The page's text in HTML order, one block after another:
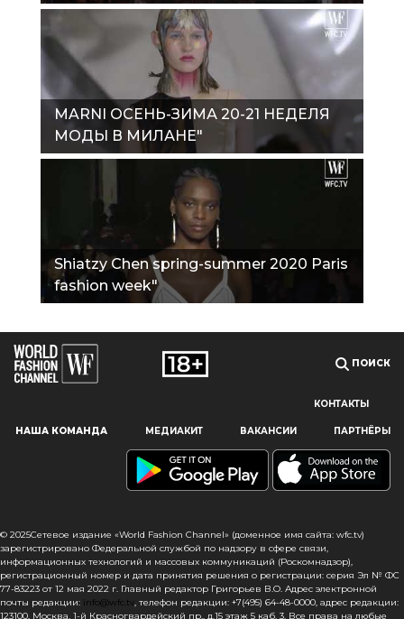
Наш сайт использует файлы cookie и похожие технологии,
пользователям, предоставляя персонализированную
информацию, запоминая предпочтения в области
сайта, вы подтверждаете свое согласие на использование
файлов cookie в соответствии с настоящим уведомлением
в отношении данного типа файлов. Если вы не согласны
с тем, чтобы мы использовали данный тип файлов,
то вы должны соответствующим образом установить
MARNI ОСЕНЬ-ЗИМА 20-21 НЕДЕЛЯ
МОДЫ В МИЛАНЕ"
Shiatzy Chen spring-summer 2020 Paris
fashion week"
ПОИСК
КОНТАКТЫ
НАША КОМАНДА МЕДИАКИТ ВАКАНСИИ ПАРТНЁРЫ
© 2025Сетевое издание «World Fashion Channel» (доменное имя сайта: wfc.tv)
зарегистрировано Федеральной службой по надзору в сфере связи,
информационных технологий и массовых коммуникаций (Роскомнадзор),
регистрационный номер и дата принятия решения о регистрации: серия Эл № ФС
77-83223 от 12 мая 2022 г. Главный редактор Григорьев В.О. Адрес электронной
почты редакции: info@wfc.tv, телефон редакции: +7(495) 64-48-0000, адрес редакции:
123100, Москва, 1-й Красногвардейский пр., д.15 этаж 5 каб. 3. Все права на любые